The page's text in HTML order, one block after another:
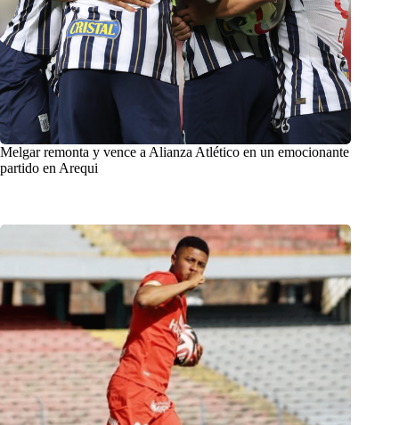
Melgar remonta y vence a Alianza Atlético en un emocionante
partido en Arequi